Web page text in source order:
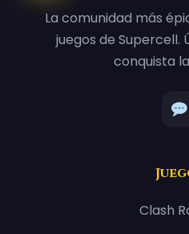
La comunidad más
juegos de Supercell.
conquista
Clash